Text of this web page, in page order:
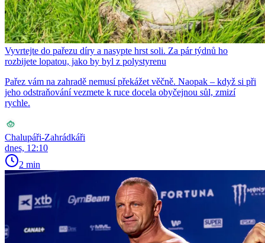
Vyvrtejte do pařezu díry a nasypte hrst soli. Za pár týdnů ho
rozbijete lopatou, jako by byl z polystyrenu
Pařez vám na zahradě nemusí překážet věčně. Naopak – když si při
jeho odstraňování vezmete k ruce docela obyčejnou sůl, zmizí
rychle.
Chalupáři-Zahrádkáři
dnes, 12:10
2 min